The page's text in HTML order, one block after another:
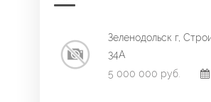
Зеленодольск г,
34А
5 000 000 руб.